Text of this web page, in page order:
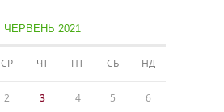
ЧЕРВЕНЬ 2021
СР ЧТ ПТ СБ НД
2 3 4 5 6